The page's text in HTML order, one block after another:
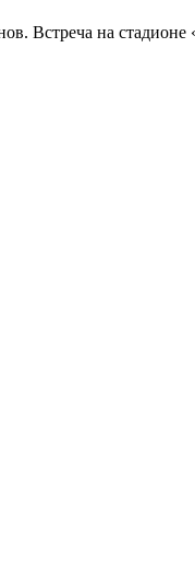
Встреча на стадионе